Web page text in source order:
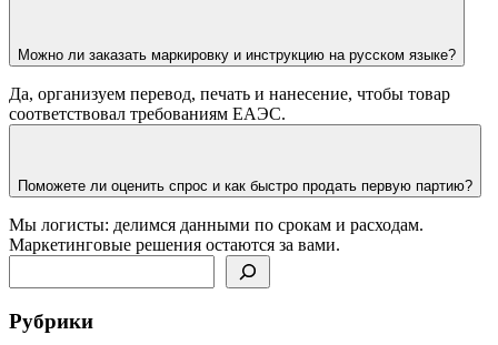
Можно ли заказать маркировку и инструкцию на русском языке?
Да, организуем перевод, печать и нанесение, чтобы товар
соответствовал требованиям ЕАЭС.
Поможете ли оценить спрос и как быстро продать первую партию?
Мы логисты: делимся данными по срокам и расходам.
Маркетинговые решения остаются за вами.
Рубрики